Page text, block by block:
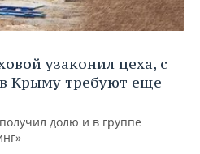
узаконил цеха, с
Крыму требуют еще
долю и в группе